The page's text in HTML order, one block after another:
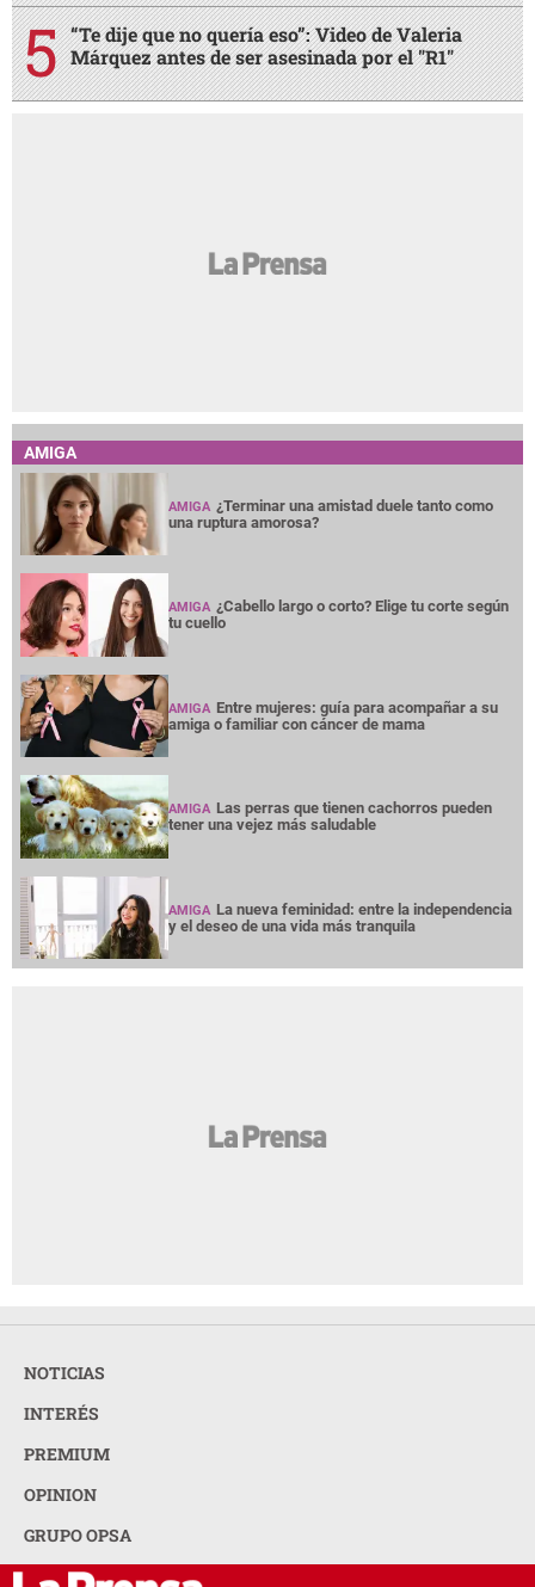
“Te dije que no quería eso”: Video de Valeria
Márquez antes de ser asesinada por el "R1"
AMIGA
AMIGA ¿Terminar una amistad duele tanto como
una ruptura amorosa?
AMIGA ¿Cabello largo o corto? Elige tu corte según
tu cuello
AMIGA Entre mujeres: guía para acompañar a su
amiga o familiar con cáncer de mama
AMIGA Las perras que tienen cachorros pueden
tener una vejez más saludable
AMIGA La nueva feminidad: entre la independencia
y el deseo de una vida más tranquila
NOTICIAS
INTERÉS
PREMIUM
OPINION
GRUPO OPSA